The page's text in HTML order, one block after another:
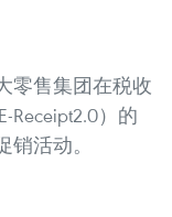
零售集团在税收
Receipt2.0）的
活动。